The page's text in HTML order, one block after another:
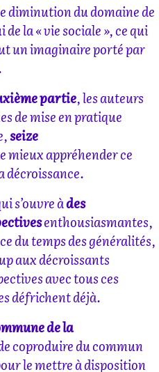
diminution du domaine de
la « vie sociale », ce qui
un imaginaire porté par
partie, les auteurs
de mise en pratique
seize
mieux appréhender ce
décroissance.
s’ouvre àdes
enthousiasmantes,
du temps des généralités,
aux décroissants
avec tous ces
défrichent déjà.
de la
coproduire du commun
le mettre à disposition